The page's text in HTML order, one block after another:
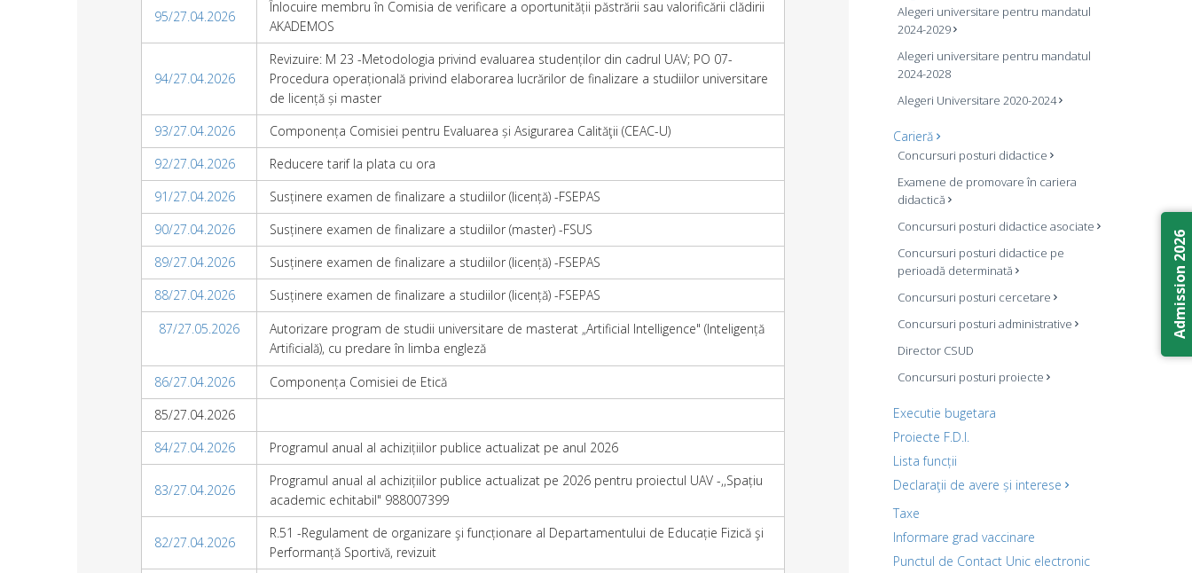
95/27.04.2026
Înlocuire membru în Comisia de verificare a oportunității păstrării sau valorificării clădirii
AKADEMOS
94/27.04.2026
Revizuire: M 23 -Metodologia privind evaluarea studenților din cadrul UAV; PO 07-
Procedura operațională privind elaborarea lucrărilor de finalizare a studiilor universitare
de licență și master
93/27.04.2026
Componența Comisiei pentru Evaluarea și Asigurarea Calităţii (CEAC-U)
92/27.04.2026
Reducere tarif la plata cu ora
91/27.04.2026
Susținere examen de finalizare a studiilor (licență) -FSEPAS
90/27.04.2026
Susținere examen de finalizare a studiilor (master) -FSUS
89/27.04.2026
Susținere examen de finalizare a studiilor (licență) -FSEPAS
88/27.04.2026
Susținere examen de finalizare a studiilor (licență) -FSEPAS
87/27.05.2026
Autorizare program de studii universitare de masterat „Artificial Intelligence" (Inteligență
Artificială), cu predare în limba engleză
86/27.04.2026
Componența Comisiei de Etică
85/27.04.2026
84/27.04.2026
Programul anual al achizițiilor publice actualizat pe anul 2026
83/27.04.2026
Programul anual al achizițiilor publice actualizat pe 2026 pentru proiectul UAV -,,Spațiu
academic echitabil" 988007399
82/27.04.2026
R.51 -Regulament de organizare şi funcționare al Departamentului de Educație Fizică şi
Performanță Sportivă, revizuit
Alegeri universitare pentru mandatul
2024-2029
Alegeri universitare pentru mandatul
2024-2028
Alegeri Universitare 2020-2024
Carieră
Concursuri posturi didactice
Examene de promovare în cariera
didactică
Concursuri posturi didactice asociate
Concursuri posturi didactice pe
perioadă determinată
Concursuri posturi cercetare
Concursuri posturi administrative
Director CSUD
Concursuri posturi proiecte
Executie bugetara
Proiecte F.D.I.
Lista funcții
Declaraţii de avere și interese
Taxe
Informare grad vaccinare
Punctul de Contact Unic electronic
Admission 2026